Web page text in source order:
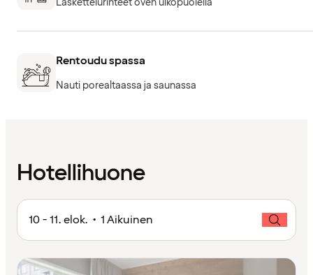
Laskettelurinteet oven ulkopuolella
Rentoudu spassa
Nauti porealtaassa ja saunassa
Hotellihuone
10 - 11. elok. • 1 Aikuinen